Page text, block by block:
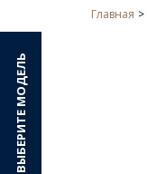
Главная
ВЫБЕРИТЕ МОДЕЛЬ